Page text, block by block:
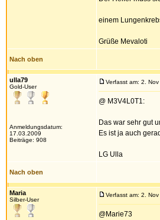
einem
Grüße Mevaloti
Nach oben
ulla79
Gold-User
Anmeldungsdatum:
17.03.2009
Beiträge: 908
Verfasst am: 2.
@ M3V4L0T1:
Das war sehr gut
Es ist ja auch
LG Ulla
Nach oben
Maria
Silber-User
Verfasst am: 2.
@Marie73